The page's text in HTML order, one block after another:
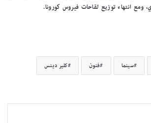
ومع انتهاء توزيع لقاحات فيروس كورونا.
سينما فنون كلير دينس